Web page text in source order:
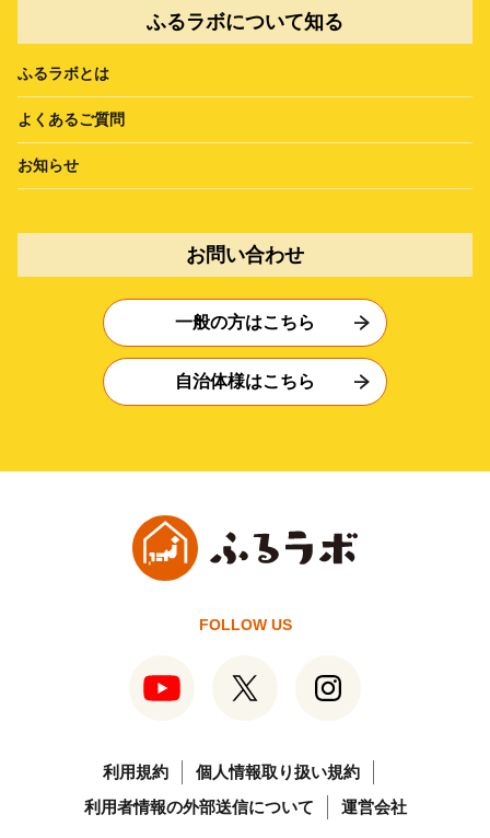
ふるラボについて知る
ふるラボとは
よくあるご質問
お知らせ
お問い合わせ
一般の方はこちら
自治体様はこちら
FOLLOW US
利用規約
個人情報取り扱い規約
利用者情報の外部送信について
運営会社